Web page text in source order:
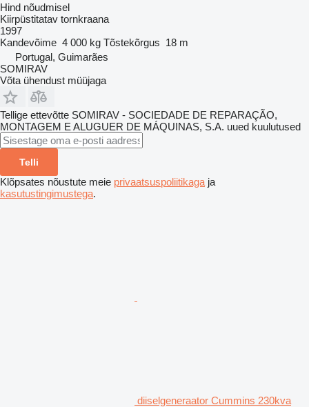
Hind nõudmisel
Kiirpüstitatav tornkraana
1997
Kandevõime 4 000 kg Tõstekõrgus 18 m
Portugal, Guimarães
SOMIRAV
Võta ühendust müüjaga
Tellige ettevõtte SOMIRAV - SOCIEDADE DE REPARAÇÃO,
MONTAGEM E ALUGUER DE MÁQUINAS, S.A. uued kuulutused
Telli
Klõpsates nõustute meie privaatsuspoliitikaga ja
kasutustingimustega.
diiselgeneraator Cummins 230kva